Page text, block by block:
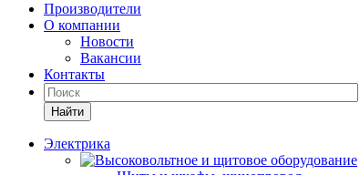
Производители
О компании
Новости
Вакансии
Контакты
Найти
Электрика